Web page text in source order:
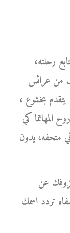
رحلته،
من عرائس
يتقدم بخشوع ،
المهاتما كي
متحفه، يدون
عن
تردد اسمك